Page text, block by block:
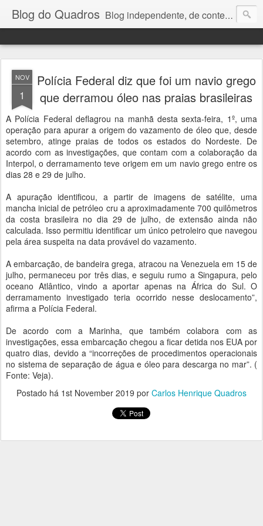
Blog do Quadros Blog independente, de conteúdo noticioso, com foco em economia, negócios, política e atualidades. e-mail do editor: chquadros2@gmail.com
NOV
1
Polícia Federal diz que foi um navio grego
que derramou óleo nas praias brasileiras
A Polícia Federal deflagrou na manhã desta sexta-feira, 1º, uma
operação para apurar a origem do vazamento de óleo que, desde
setembro, atinge praias de todos os estados do Nordeste. De
acordo com as investigações, que contam com a colaboração da
Interpol, o derramamento teve origem em um navio grego entre os
dias 28 e 29 de julho.
A apuração identificou, a partir de imagens de satélite, uma
mancha inicial de petróleo cru a aproximadamente 700 quilômetros
da costa brasileira no dia 29 de julho, de extensão ainda não
calculada. Isso permitiu identificar um único petroleiro que navegou
pela área suspeita na data provável do vazamento.
A embarcação, de bandeira grega, atracou na Venezuela em 15 de
julho, permaneceu por três dias, e seguiu rumo a Singapura, pelo
oceano Atlântico, vindo a aportar apenas na África do Sul. O
derramamento investigado teria ocorrido nesse deslocamento”,
afirma a Polícia Federal.
De acordo com a Marinha, que também colabora com as
investigações, essa embarcação chegou a ficar detida nos EUA por
quatro dias, devido a “incorreções de procedimentos operacionais
no sistema de separação de água e óleo para descarga no mar”. (
Fonte: Veja).
Postado há 1st November 2019 por Carlos Henrique Quadros